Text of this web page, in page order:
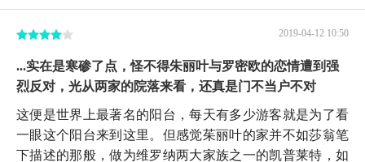
2019-04-12 10:50
...实在是寒碜了点，怪不得朱丽叶与罗密欧的恋情遭到强
烈反对，光从两家的院落来看，还真是门不当户不对
这便是世界上最著名的阳台，每天有多少游客就是为了看
一眼这个阳台来到这里。但感觉茱丽叶的家并不如莎翁笔
下描述的那般，做为维罗纳两大家族之一的凯普莱特，如